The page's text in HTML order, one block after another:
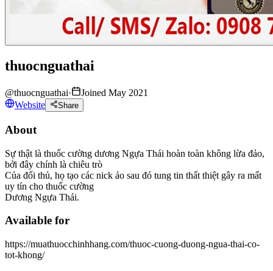
thuocnguathai
@thuocnguathai·
Joined May 2021
Website
Share
About
Sự thật là thuốc cường dương Ngựa Thái hoàn toàn không lừa đảo,
bởi đây chính là chiêu trò
Của đối thủ, họ tạo các nick ảo sau đó tung tin thất thiệt gây ra mất
uy tín cho thuốc cường
Dương Ngựa Thái.
Available for
https://muathuocchinhhang.com/thuoc-cuong-duong-ngua-thai-co-
tot-khong/